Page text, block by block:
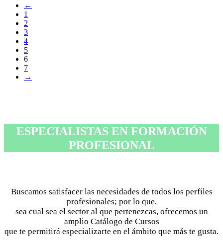
←
1
2
3
4
5
6
7
→
ESPECIALISTAS EN FORMACIÓN
PROFESIONAL
Buscamos satisfacer las necesidades de todos los perfiles
profesionales; por lo que,
sea cual sea el sector al que pertenezcas, ofrecemos un
amplio Catálogo de Cursos
que te permitirá especializarte en el ámbito que más te gusta.